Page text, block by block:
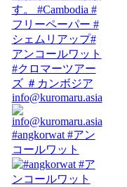
info@kuromaru.asia
#angkorwat #アン
コールワット